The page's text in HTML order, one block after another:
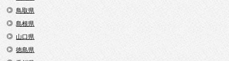
鳥取県
島根県
山口県
徳島県